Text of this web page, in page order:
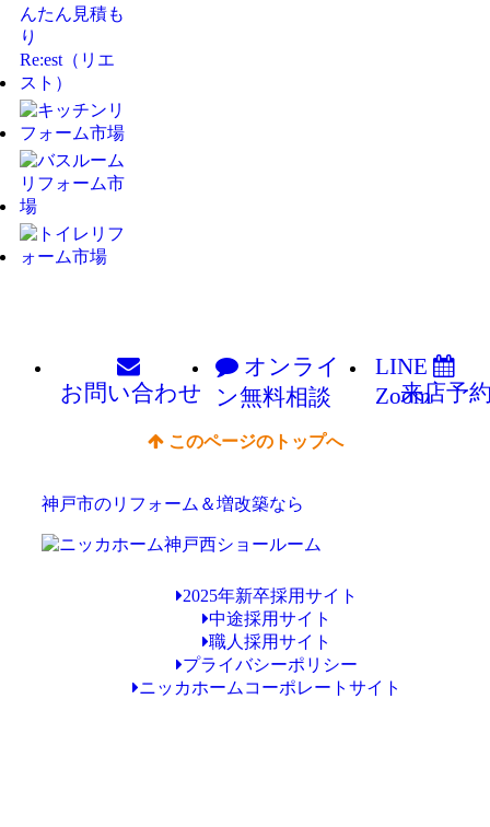
お問い合わせ
オンライ
ン無料相談
LINE
Zoom
来店予
このページのトップへ
神戸市のリフォーム＆増改築なら
2025年新卒採用サイト
中途採用サイト
職人採用サイト
プライバシーポリシー
ニッカホームコーポレートサイト